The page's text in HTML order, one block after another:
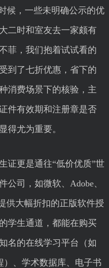
候，一些未明确公示的优
二时和室友去一家颇有
菲，我们抱着试试看的
到了七折优惠，省下的
消费场景下的核验，主
件有效期和注册章是否
得尤为重要。
证更是通往“低价优质”世
公司，如微软、Adobe、
供大幅折扣的正版软件授
学生通道，都能在购买
名的在线学习平台（如
）、学术数据库、电子书